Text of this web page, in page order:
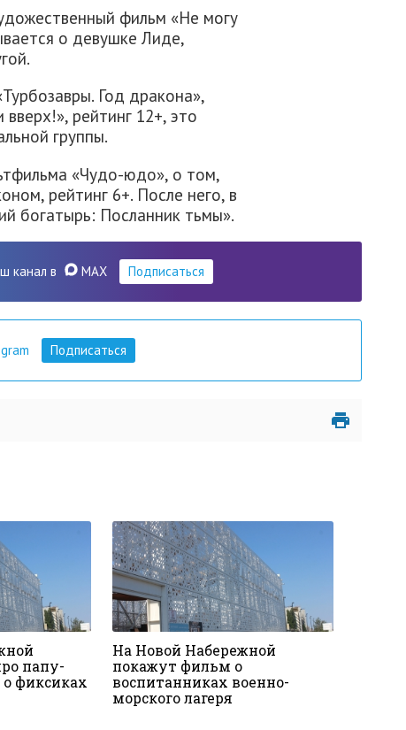
фильм «Не могу
о девушке Лиде,
Год дракона»,
рейтинг 12+, это
группы.
«Чудо-юдо», о том,
рейтинг 6+. После него, в
богатырь: Посланник тьмы».
канал в MAX Подписаться
Подписаться
папу-
фиксиках
На Новой Набережной
покажут фильм о
воспитанниках военно-
морского лагеря